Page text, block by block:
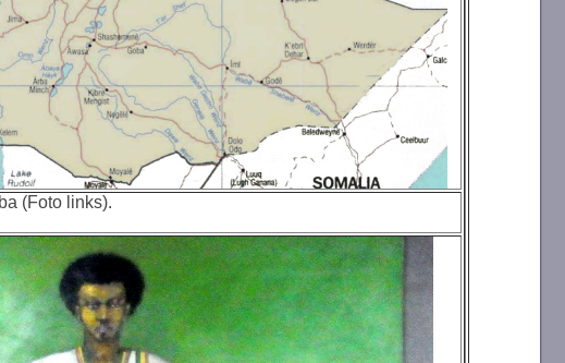
(Foto links).